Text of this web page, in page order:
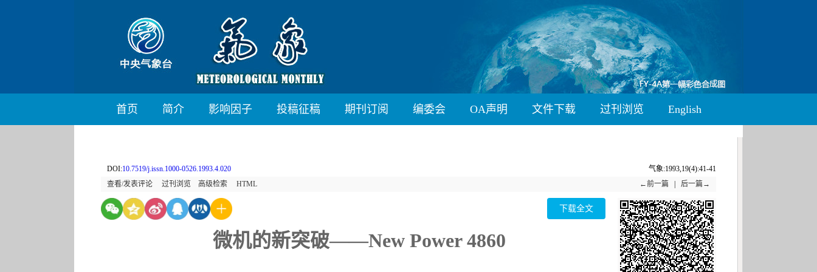
首页 简介 影响因子 投稿征稿 期刊订阅 编委会 OA声明 文件下载 过刊浏览 English
DOI:10.7519/j.issn.1000-0526.1993.4.020
气象:1993,19(4):41-41
查看/发表评论
过刊浏览 高级检索 HTML ←前一篇 后一篇→
下载全文
微机的新突破——New Power 4860